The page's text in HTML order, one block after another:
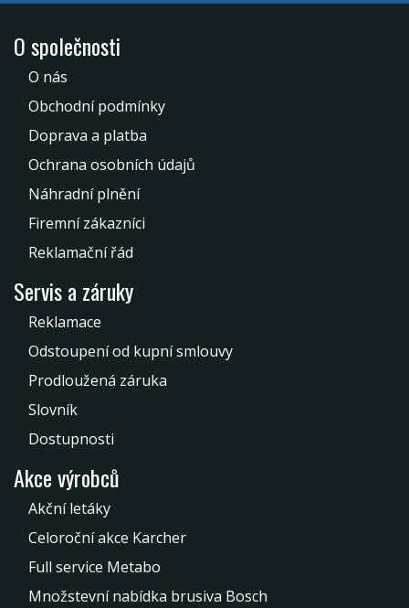
O společnosti
O nás
Obchodní podmínky
Doprava a platba
Ochrana osobních údajů
Náhradní plnění
Firemní zákazníci
Reklamační řád
Servis a záruky
Reklamace
Odstoupení od kupní smlouvy
Prodloužená záruka
Slovník
Dostupnosti
Akce výrobců
Akční letáky
Celoroční akce Karcher
Full service Metabo
Množstevní nabídka brusiva Bosch